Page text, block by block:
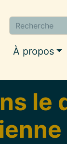
À propos
le